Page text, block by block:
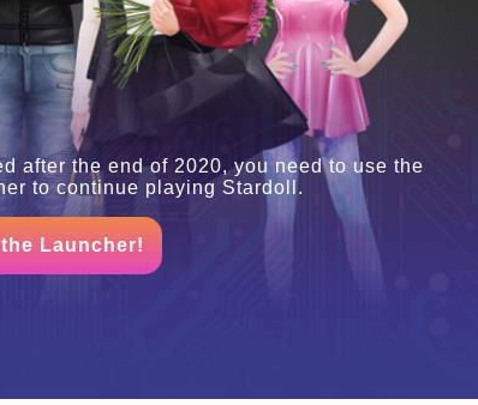
after the end of 2020, you need to use the
to continue playing Stardoll.
Launcher!